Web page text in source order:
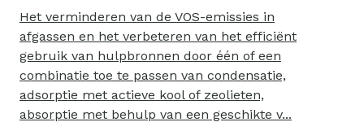
Het verminderen van de VOS-emissies in
afgassen en het verbeteren van het efficiënt
gebruik van hulpbronnen door één of een
combinatie toe te passen van condensatie,
adsorptie met actieve kool of zeolieten,
absorptie met behulp van een geschikte v...